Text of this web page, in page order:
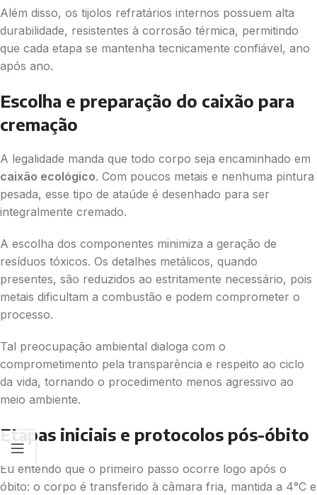
Além disso, os tijolos refratários internos possuem alta
durabilidade, resistentes à corrosão térmica, permitindo
que cada etapa se mantenha tecnicamente confiável, ano
após ano.
Escolha e preparação do caixão para
cremação
A legalidade manda que todo corpo seja encaminhado em
caixão ecológico. Com poucos metais e nenhuma pintura
pesada, esse tipo de ataúde é desenhado para ser
integralmente cremado.
A escolha dos componentes minimiza a geração de
resíduos tóxicos. Os detalhes metálicos, quando
presentes, são reduzidos ao estritamente necessário, pois
metais dificultam a combustão e podem comprometer o
processo.
Tal preocupação ambiental dialoga com o
comprometimento pela transparência e respeito ao ciclo
da vida, tornando o procedimento menos agressivo ao
meio ambiente.
Etapas iniciais e protocolos pós-óbito
Eu entendo que o primeiro passo ocorre logo após o
óbito: o corpo é transferido à câmara fria, mantida a 4°C e